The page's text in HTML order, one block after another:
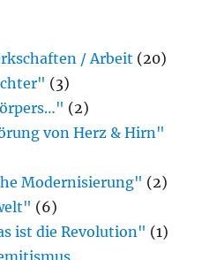
/ Arbeit (20)
(3)
(2)
von Herz & Hirn"
Modernisierung" (2)
(6)
ist die Revolution" (1)